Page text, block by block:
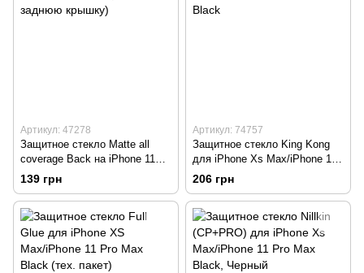
Артикул: 47278
Защитное стекло Matte all
coverage Back на iPhone 11
Pro Max Gold (на заднюю
крышку)
139 грн
Артикул: 74757
Защитное стекло King Kong
для iPhone Xs Max/iPhone 11
Pro Max Black
206 грн